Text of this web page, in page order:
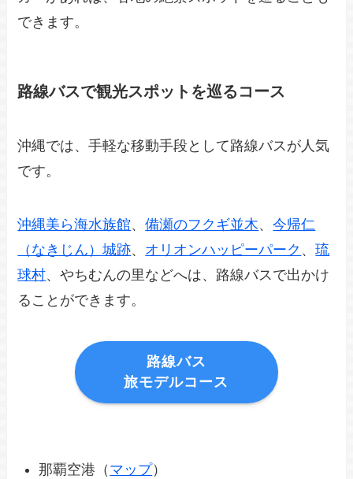
できます。
路線バスで観光スポットを巡るコース
沖縄では、手軽な移動手段として路線バスが人気
です。
沖縄美ら海水族館、備瀬のフクギ並木、今帰仁
（なきじん）城跡、 オリオンハッピーパーク 、琉
球村、やちむんの里などへは、路線バスで出かけ
ることができます。
路線バス
旅モデルコース
那覇空港（ マップ）